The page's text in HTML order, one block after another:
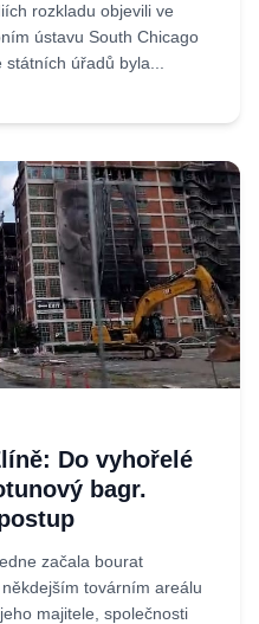
rozkladu objevili ve
ústavu South Chicago
úřadů byla...
Do vyhořelé
bagr.
začala bourat
továrním areálu
majitele, společnosti